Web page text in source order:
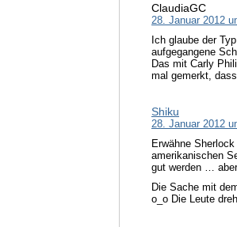
ClaudiaGC
28. Januar 2012
Ich glaube der
aufgegangene
Das mit Carly
mal gemerkt,
Shiku
28. Januar 2012
Erwähne
amerikanischen
gut werden …
Die Sache mit
o_o Die Leute